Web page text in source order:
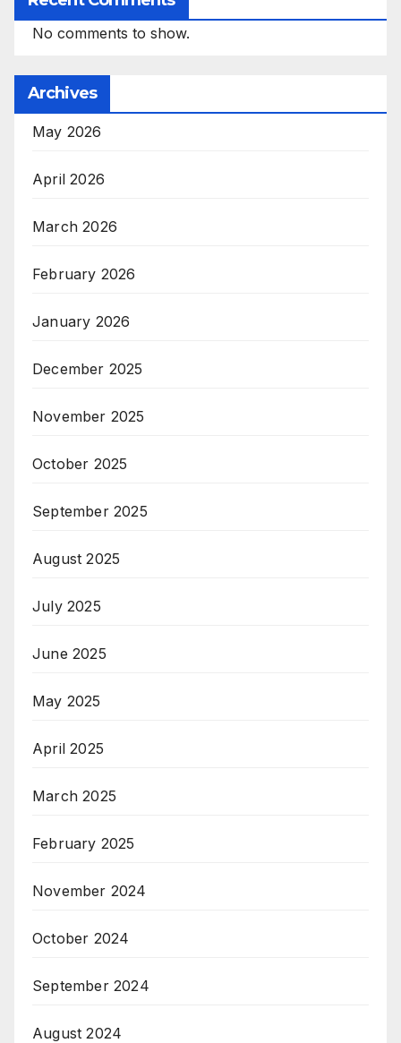
No comments to show.
Archives
May 2026
April 2026
March 2026
February 2026
January 2026
December 2025
November 2025
October 2025
September 2025
August 2025
July 2025
June 2025
May 2025
April 2025
March 2025
February 2025
November 2024
October 2024
September 2024
August 2024